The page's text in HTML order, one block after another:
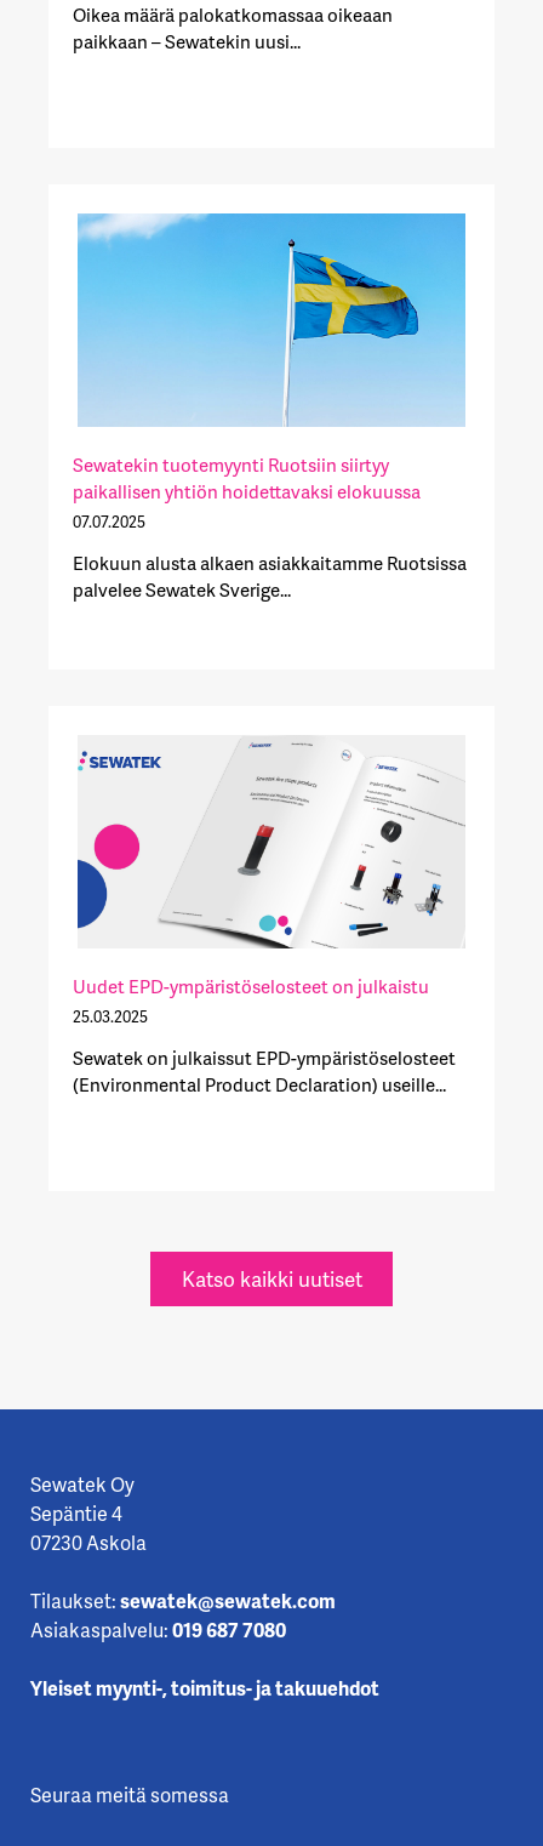
Oikea määrä palokatkomassaa oikeaan
paikkaan – Sewatekin uusi...
Sewatekin tuotemyynti Ruotsiin siirtyy
paikallisen yhtiön hoidettavaksi elokuussa
07.07.2025
Elokuun alusta alkaen asiakkaitamme Ruotsissa
palvelee Sewatek Sverige...
Uudet EPD-ympäristöselosteet on julkaistu
25.03.2025
Sewatek on julkaissut EPD-ympäristöselosteet
(Environmental Product Declaration) useille...
Katso kaikki uutiset
Sewatek Oy
Sepäntie 4
07230 Askola
Tilaukset:sewatek@sewatek.com
Asiakaspalvelu:019 687 7080
Yleiset myynti-, toimitus- ja takuuehdot
Seuraa meitä somessa